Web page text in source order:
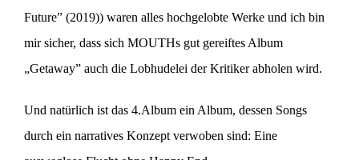
Future” (2019)) waren alles hochgelobte Werke und ich bin
mir sicher, dass sich MOUTHs gut gereiftes Album
„Getaway” auch die Lobhudelei der Kritiker abholen wird.
Und natürlich ist das 4.Album ein Album, dessen Songs
durch ein narratives Konzept verwoben sind: Eine